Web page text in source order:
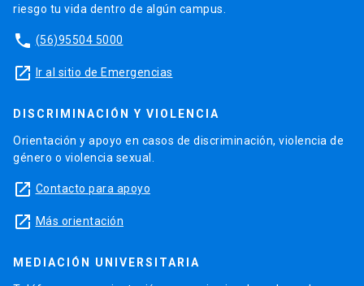
riesgo tu vida dentro de algún campus.
phone (56)95504 5000
launch Ir al sitio de Emergencias
DISCRIMINACIÓN Y VIOLENCIA
Orientación y apoyo en casos de discriminación, violencia de
género o violencia sexual.
launch Contacto para apoyo
launch Más orientación
MEDIACIÓN UNIVERSITARIA